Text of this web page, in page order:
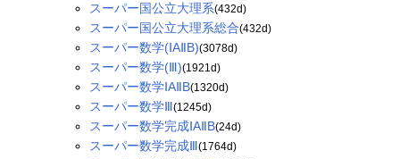
スーパー国公立大理系(432d)
スーパー国公立大理系総合(432d)
スーパー数学(ⅠAⅡB)(3078d)
スーパー数学(Ⅲ)(1921d)
スーパー数学ⅠAⅡB(1320d)
スーパー数学Ⅲ(1245d)
スーパー数学完成ⅠAⅡB(24d)
スーパー数学完成Ⅲ(1764d)